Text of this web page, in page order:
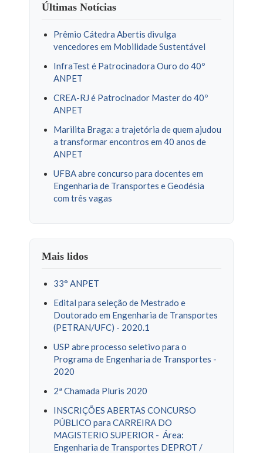
Últimas Notícias
Prêmio Cátedra Abertis divulga
vencedores em Mobilidade Sustentável
InfraTest é Patrocinadora Ouro do 40º
ANPET
CREA-RJ é Patrocinador Master do 40º
ANPET
Marilita Braga: a trajetória de quem ajudou
a transformar encontros em 40 anos de
ANPET
UFBA abre concurso para docentes em
Engenharia de Transportes e Geodésia
com três vagas
Mais lidos
33° ANPET
Edital para seleção de Mestrado e
Doutorado em Engenharia de Transportes
(PETRAN/UFC) - 2020.1
USP abre processo seletivo para o
Programa de Engenharia de Transportes -
2020
2ª Chamada Pluris 2020
INSCRIÇÕES ABERTAS CONCURSO
PÚBLICO para CARREIRA DO
MAGISTERIO SUPERIOR - Área:
Engenharia de Transportes DEPROT /